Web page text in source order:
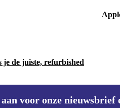
je de juiste, refurbished
voor onze nieuwsbrief